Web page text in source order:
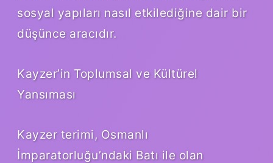
sosyal yapıları nasıl etkilediğine dair bir
düşünce aracıdır.
Kayzer’in Toplumsal ve Kültürel
Yansıması
Kayzer terimi, Osmanlı
İmparatorluğu’ndaki Batı ile olan